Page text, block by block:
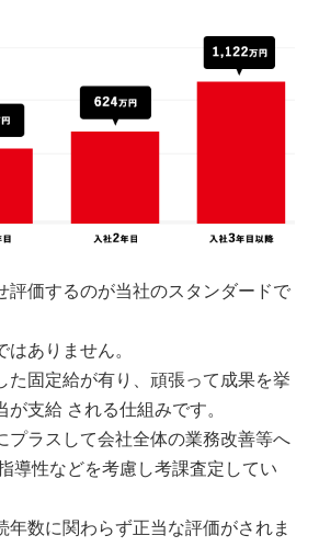
評価するのが当社のスタンダードで
ありません。
た固定給が有り、頑張って成果を挙
が支給 される仕組みです。
プラスして会社全体の業務改善等へ
導性などを考慮し考課査定してい
年数に関わらず正当な評価がされま